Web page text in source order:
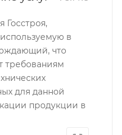
Госстроя,
в
что
требованиям
для данной
продукции в